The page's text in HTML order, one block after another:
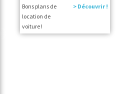
Bons plans de
location de
voiture !
> Découvrir !